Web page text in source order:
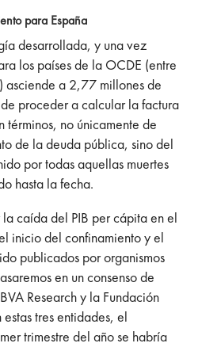
para España
desarrollada, y una vez
los países de la OCDE (entre
asciende a 2,77 millones de
proceder a calcular la factura
no únicamente de
de la deuda pública, sino del
por todas aquellas muertes
hasta la fecha.
caída del PIB per cápita en el
inicio del confinamiento y el
publicados por organismos
en un consenso de
Research y la Fundación
estas tres entidades, el
trimestre del año se habría